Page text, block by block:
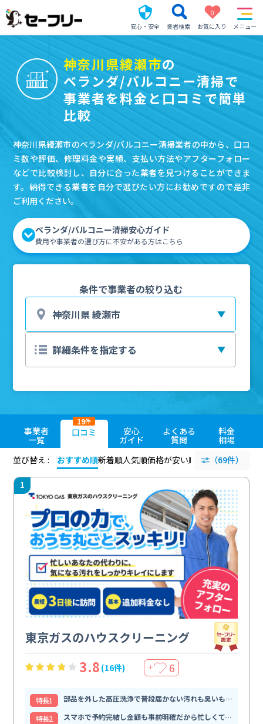
安心・安全 業者検索
0
お気に入り
メニュー
神奈川県綾瀬市の
ベランダ/バルコニー清掃で
事業者を料金と口コミで簡単
比較
神奈川県綾瀬市のベランダ/バルコニー清掃業者の中から、口コ
ミ数や評価、修理料金や実績、支払い方法やアフターフォロー
などで比較検討し、自分に合った業者を見つけることができま
す。納得できる業者を自分で選びたい方にお勧めですので是非
ご利用ください。
ベランダ/バルコニー清掃安心ガイド
費用や事業者の選び方に不安がある方はこちら
条件で事業者の絞り込む
事業者
一覧
口コミ
19件
安心
ガイド
よくある
質問
料金
相場
並び替え :
おすすめ順新着順人気順価格が安い順 評価が高い順
（69件）
1
東京ガスのハウスクリーニング
3.8 (16件) ＋ 6
特⻑1
部品を外した高圧洗浄で普段届かない汚れも臭いもすっきり解消
特⻑2
スマホで予約完結し金額も事前明確だから忙しくても頼みやすい